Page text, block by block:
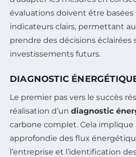
évaluations doivent être basées
indicateurs clairs, permettant
prendre des décisions éclairées
investissements futurs.
DIAGNOSTIC
Le premier pas vers le succès
réalisation d’un diagnostic
carbone complet. Cela implique
approfondie des flux
l’entreprise et l’identification